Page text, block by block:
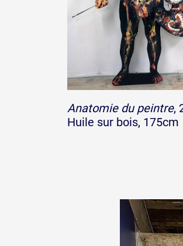
Actions
Visites
Anatomie du peintre,
Huile sur bois, 175cm